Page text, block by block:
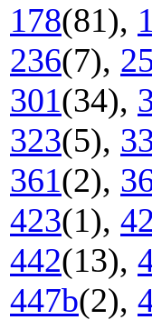
178(81),
236(7),
301(34),
323(5),
361(2),
423(1),
442(13),
447b(2),